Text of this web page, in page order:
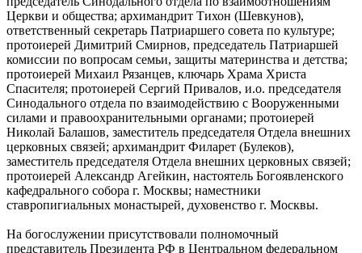
Церкви и общества; архимандрит Тихон (Шевкунов),
ответственный секретарь Патриаршего совета по культуре;
протоиерей Димитрий Смирнов, председатель Патриаршей
комиссии по вопросам семьи, защиты материнства и детства;
протоиерей Михаил Рязанцев, ключарь Храма Христа
Спасителя; протоиерей Сергий Привалов, и.о. председателя
Синодального отдела по взаимодействию с Вооруженными
силами и правоохранительными органами; протоиерей
Николай Балашов, заместитель председателя Отдела внешних
церковных связей; архимандрит Филарет (Булеков),
заместитель председателя Отдела внешних церковных связей;
протоиерей Александр Агейкин, настоятель Богоявленского
кафедрального собора г. Москвы; наместники
ставропигиальных монастырей, духовенство г. Москвы.
На богослужении присутствовали полномочный
представитель Президента РФ в Центральном федеральном